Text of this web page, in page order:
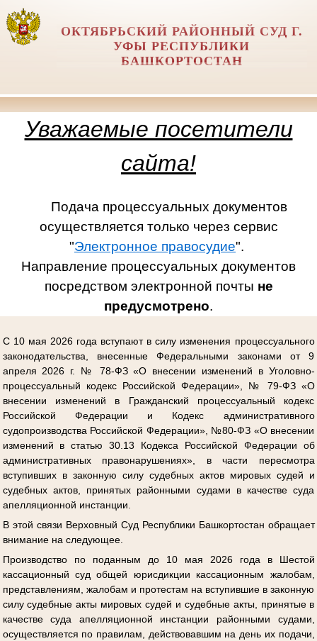
ОКТЯБРЬСКИЙ РАЙОННЫЙ СУД Г.
УФЫ РЕСПУБЛИКИ
БАШКОРТОСТАН
Уважаемые посетители
сайта!
Подача процессуальных документов
осуществляется только через сервис
"Электронное правосудие".
Направление процессуальных документов
посредством электронной почты не
предусмотрено.
С 10 мая 2026 года вступают в силу изменения процессуального
законодательства, внесенные Федеральными законами от 9
апреля 2026 г. № 78-ФЗ «О внесении изменений в Уголовно-
процессуальный кодекс Российской Федерации», № 79-ФЗ «О
внесении изменений в Гражданский процессуальный кодекс
Российской Федерации и Кодекс административного
судопроизводства Российской Федерации», №80-ФЗ «О внесении
изменений в статью 30.13 Кодекса Российской Федерации об
административных правонарушениях», в части пересмотра
вступивших в законную силу судебных актов мировых судей и
судебных актов, принятых районными судами в качестве суда
апелляционной инстанции.
В этой связи Верховный Суд Республики Башкортостан обращает
внимание на следующее.
Производство по поданным до 10 мая 2026 года в Шестой
кассационный суд общей юрисдикции кассационным жалобам,
представлениям, жалобам и протестам на вступившие в законную
силу судебные акты мировых судей и судебные акты, принятые в
качестве суда апелляционной инстанции районными судами,
осуществляется по правилам, действовавшим на день их подачи,